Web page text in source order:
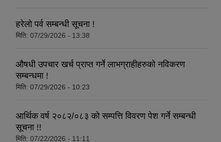
हरेलो पर्व सम्बन्धी सूचना !
मिति: 07/29/2026 - 13:38
औषधी उपचार खर्च प्राप्त गर्ने लाभग्राहीहरुको नविकरण
सम्बन्धमा !
मिति: 07/29/2026 - 10:23
आर्थिक वर्ष २०८२/०८३ को सम्पत्ति विवरण पेश गर्ने सम्बन्धी
सूचना !!
मिति: 07/22/2026 - 11:11